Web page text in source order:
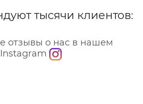
тысячи клиентов:
отзывы о нас в нашем
Instagram